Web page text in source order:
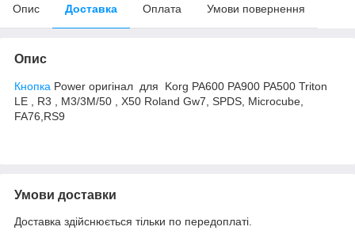
Опис Доставка Оплата Умови повернення
Опис
Кнопка Power оригінал для Korg PA600 PA900 PA500 Triton
LE , R3 , M3/3M/50 , X50 Roland Gw7, SPDS, Microcube,
FA76,RS9
Умови доставки
Доставка здійснюється тільки по передоплаті.